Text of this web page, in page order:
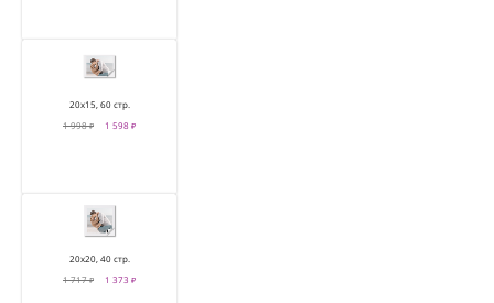
20х15, 60 стр.
1 998 ₽
1 598 ₽
20х20, 40 стр.
1 717 ₽
1 373 ₽